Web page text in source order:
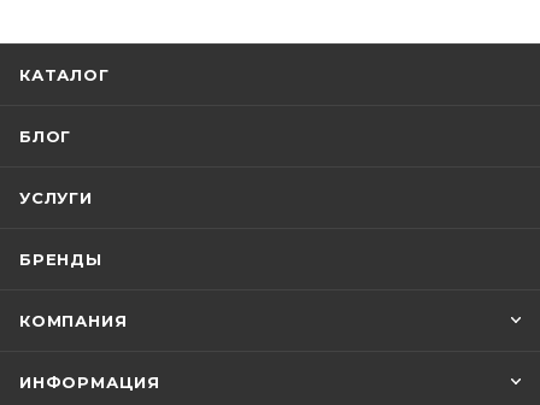
КАТАЛОГ
БЛОГ
УСЛУГИ
БРЕНДЫ
КОМПАНИЯ
ИНФОРМАЦИЯ